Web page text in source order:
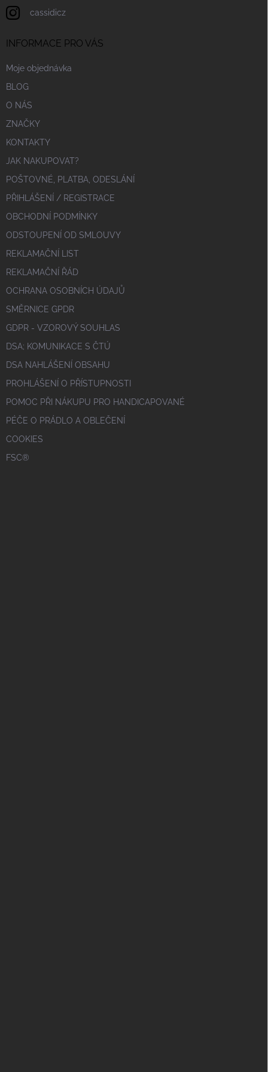
cassidicz
INFORMACE PRO VÁS
Moje objednávka
BLOG
O NÁS
ZNAČKY
KONTAKTY
JAK NAKUPOVAT?
POŠTOVNÉ, PLATBA, ODESLÁNÍ
PŘIHLÁŠENÍ / REGISTRACE
OBCHODNÍ PODMÍNKY
ODSTOUPENÍ OD SMLOUVY
REKLAMAČNÍ LIST
REKLAMAČNÍ ŘÁD
OCHRANA OSOBNÍCH ÚDAJŮ
SMĚRNICE GPDR
GDPR - VZOROVÝ SOUHLAS
DSA; KOMUNIKACE S ČTÚ
DSA NAHLÁŠENÍ OBSAHU
PROHLÁŠENÍ O PŘÍSTUPNOSTI
POMOC PŘI NÁKUPU PRO HANDICAPOVANÉ
PÉČE O PRÁDLO A OBLEČENÍ
COOKIES
FSC®